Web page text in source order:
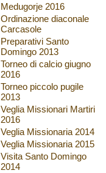
Medugorje 2016
Ordinazione diaconale
Carcasole
Preparativi Santo
Domingo 2013
Torneo di calcio giugno
2016
Torneo piccolo pugile
2013
Veglia Missionari Martiri
2016
Veglia Missionaria 2014
Veglia Missionaria 2015
Visita Santo Domingo
2014